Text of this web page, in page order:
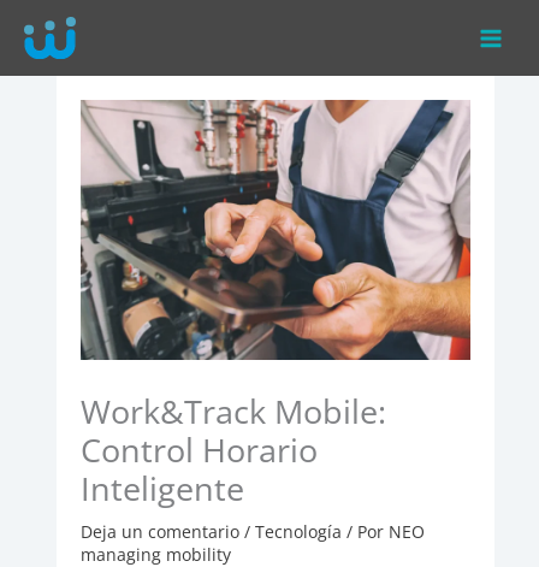
contenido
Work&Track Mobile:
Control Horario
Inteligente
Deja un comentario /Tecnología / Por NEO
managing mobility